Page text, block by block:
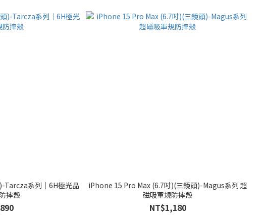
Tarcza系列｜6H極光晶
摔殼
iPhone 15 Pro Max (6.7吋)(三鏡頭)-Magus系列 超
磁吸軍規防摔殼
NT$1,180